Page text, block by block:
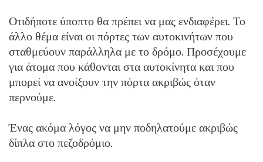
Οτιδήποτε ύποπτο θα πρέπει να μας ενδιαφέρει. Το
άλλο θέμα είναι οι πόρτες των αυτοκινήτων που
σταθμεύουν παράλληλα με το δρόμο. Προσέχουμε
για άτομα που κάθονται στα αυτοκίνητα και που
μπορεί να ανοίξουν την πόρτα ακριβώς όταν
περνούμε.
Ένας ακόμα λόγος να μην ποδηλατούμε ακριβώς
δίπλα στο πεζοδρόμιο.